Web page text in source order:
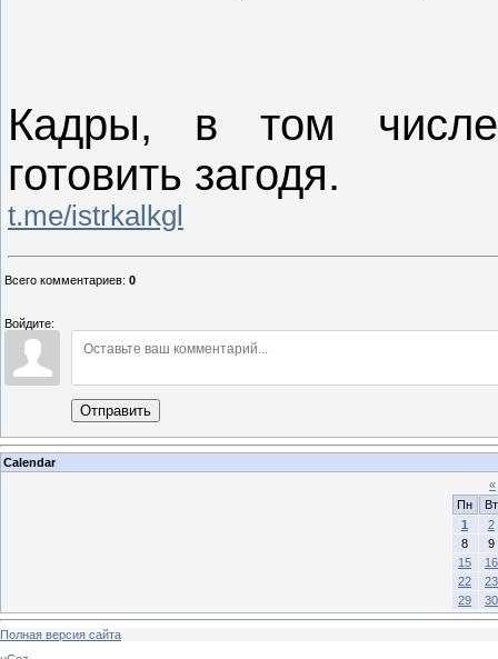
Кадры, в том
готовить загодя.
t.me/istrkalkgl
Всего комментариев: 0
Войдите:
Отправить
Calendar
«
Пн
Вт
1
2
8
9
15
16
22
23
29
30
Полная версия сайта